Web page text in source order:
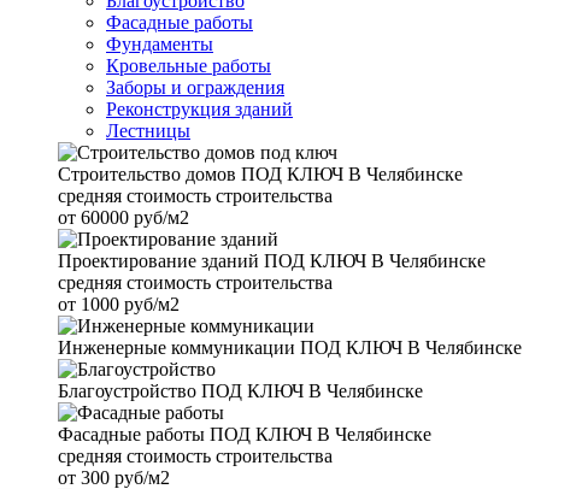
Фасадные работы
Фундаменты
Кровельные работы
Заборы и ограждения
Реконструкция зданий
Лестницы
Строительство домов ПОД КЛЮЧ В Челябинске
средняя стоимость строительства
от 60000 руб/м2
Проектирование зданий ПОД КЛЮЧ В Челябинске
средняя стоимость строительства
от 1000 руб/м2
Инженерные коммуникации ПОД КЛЮЧ В Челябинске
Благоустройство ПОД КЛЮЧ В Челябинске
Фасадные работы ПОД КЛЮЧ В Челябинске
средняя стоимость строительства
от 300 руб/м2